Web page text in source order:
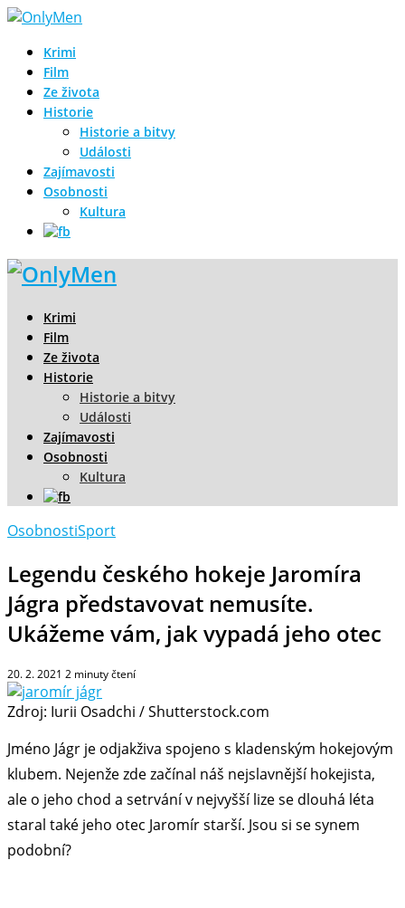
Krimi
Film
Ze života
Historie
Historie a bitvy
Události
Zajímavosti
Osobnosti
Kultura
Krimi
Film
Ze života
Historie
Historie a bitvy
Události
Zajímavosti
Osobnosti
Kultura
OsobnostiSport
Legendu českého hokeje Jaromíra
Jágra představovat nemusíte.
Ukážeme vám, jak vypadá jeho otec
20. 2. 2021 2 minuty čtení
Zdroj: Iurii Osadchi / Shutterstock.com
Jméno Jágr je odjakživa spojeno s kladenským hokejovým
klubem. Nejenže zde začínal náš nejslavnější hokejista,
ale o jeho chod a setrvání v nejvyšší lize se dlouhá léta
staral také jeho otec Jaromír starší. Jsou si se synem
podobní?